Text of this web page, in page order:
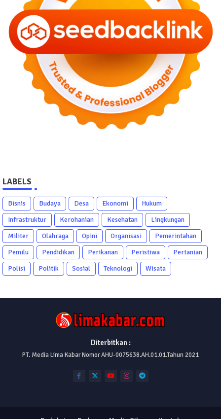
LABELS
Bisnis Budaya Desa Ekonomi
Hukum
Infrastruktur
Kerohanian Kesehatan
Lingkungan
Militer
Olahraga Opini Organisasi
Pemerintahan
Pemilu
Pendidikan Perikanan Peristiwa
Pertanian
Polisi
Politik Sosial Teknologi Wisata
Diterbitkan :
PT. Media Lima Kabar Nomor AHU-0075638.AH.01.01.Tahun 2021